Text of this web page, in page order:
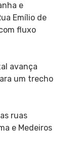
e
Emílio de
fluxo
avança
um trecho
ruas
e Medeiros